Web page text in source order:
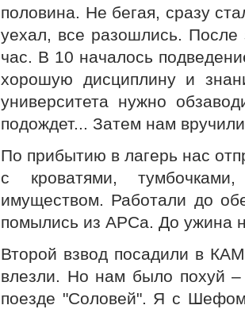
половина. Не бегая, сразу
уехал, все разошлись. После
час. В 10 началось
хорошую дисциплину и
университета нужно
подождет... Затем нам
По прибытию в лагерь нас
с кроватями,
имуществом. Работали до
помылись из АРСа. До ужина
Второй взвод посадили в
влезли. Но нам было похуй
поезде "Соловей". Я с